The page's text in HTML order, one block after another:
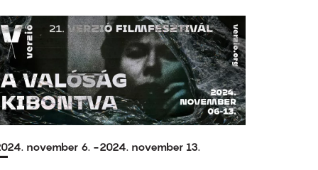
november 6.-2024. november 13.